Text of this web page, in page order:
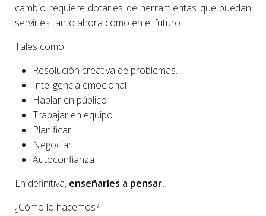
cambio requiere dotarles de herramientas que puedan
servirles tanto ahora como en el futuro.
Tales como:
Resolución creativa de problemas.
Inteligencia emocional
Hablar en público
Trabajar en equipo
Planificar
Negociar
Autoconfianza
En definitiva, enseñarles a pensar.
¿Cómo lo hacemos?